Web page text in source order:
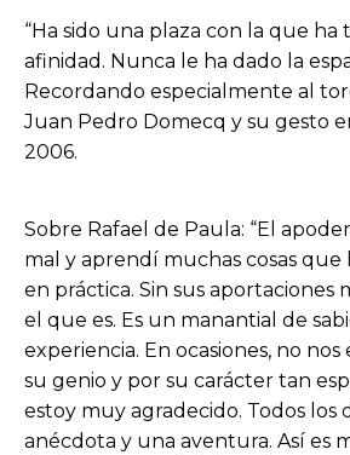
“Ha sido una plaza con la que
afinidad. Nunca le ha dado la
Recordando especialmente al
Juan Pedro Domecq y su gesto
2006.
Sobre Rafael de Paula: “El
mal y aprendí muchas cosas
en práctica. Sin sus aportaciones
el que es. Es un manantial de
experiencia. En ocasiones, no
su genio y por su carácter tan
estoy muy agradecido. Todos los
anécdota y una aventura. Así es